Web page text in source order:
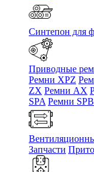
Синтепон для
Приводные
Ремни XPZ
ZX Ремни AX
SPA Ремни SPB
Запчасти